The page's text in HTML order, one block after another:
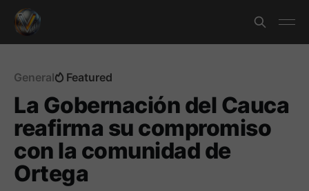
General Featured
La Gobernación del Cauca
reafirma su compromiso
con la comunidad de
Ortega